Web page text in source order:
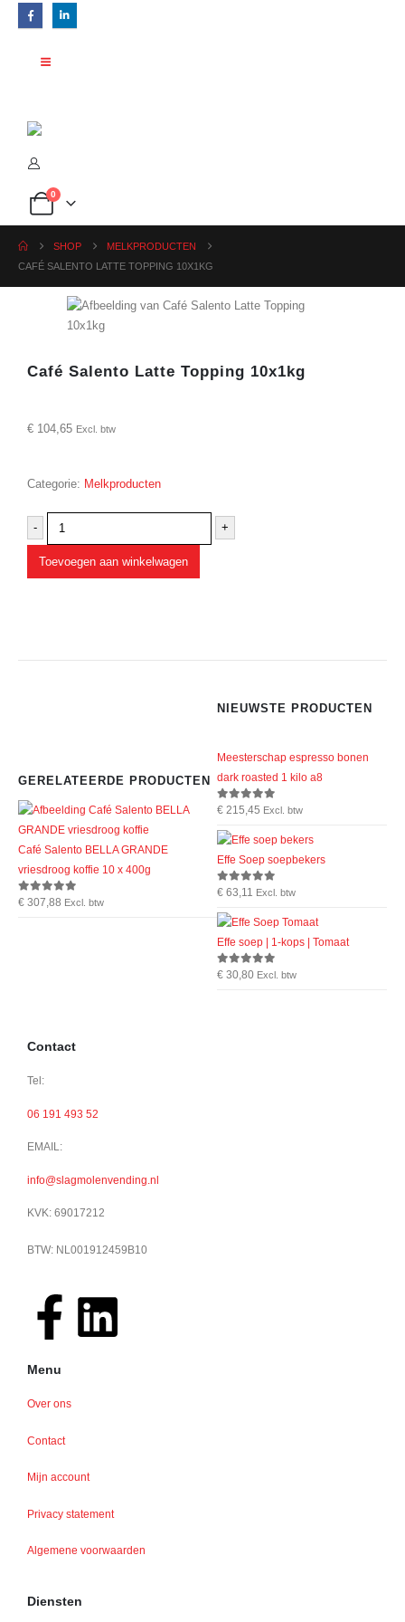
0
SHOP
MELKPRODUCTEN
CAFÉ SALENTO LATTE TOPPING 10X1KG
Café Salento Latte Topping 10x1kg
€ 104,65 Excl. btw
Categorie: Melkproducten
- +
Toevoegen aan winkelwagen
GERELATEERDE PRODUCTEN
Café Salento BELLA GRANDE
vriesdroog koffie 10 x 400g
0 out of 5
€ 307,88 Excl. btw
NIEUWSTE PRODUCTEN
Meesterschap espresso bonen
dark roasted 1 kilo a8
0 out of 5
€ 215,45 Excl. btw
Effe Soep soepbekers
0 out of 5
€ 63,11 Excl. btw
Effe soep | 1-kops | Tomaat
0 out of 5
€ 30,80 Excl. btw
Contact
Tel:
06 191 493 52
EMAIL:
info@slagmolenvending.nl
KVK: 69017212
BTW: NL001912459B10
Menu
Over ons
Contact
Mijn account
Privacy statement
Algemene voorwaarden
Diensten